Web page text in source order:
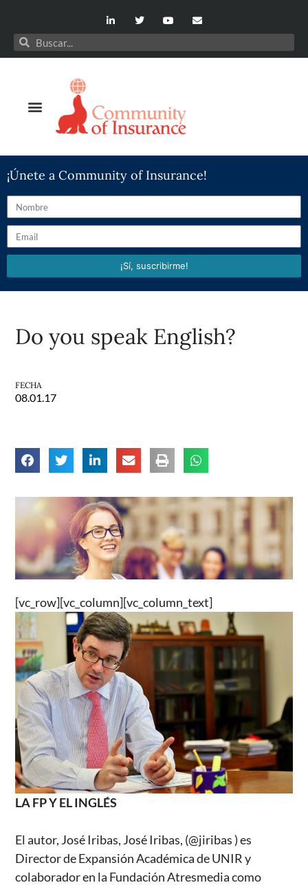
¡Únete a Community of Insurance!
¡Sí, suscribirme!
Do you speak English?
FECHA
08.01.17
[vc_row][vc_column][vc_column_text]
LA FP Y EL INGLÉS
El autor, José Iribas, José Iribas, (@jiribas ) es
Director de Expansión Académica de UNIR y
colaborador en la Fundación Atresmedia como